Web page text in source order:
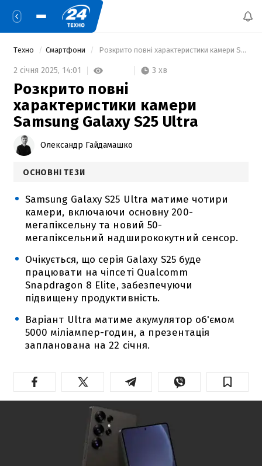
Техно Смартфони Розкрито повні характеристики камери Samsung Galaxy S25 Ultra
2 січня 2025, 14:01 3 хв
Розкрито повні
характеристики камери
Samsung Galaxy S25 Ultra
Олександр Гайдамашко
ОСНОВНІ ТЕЗИ
Samsung Galaxy S25 Ultra матиме чотири
камери, включаючи основну 200-
мегапіксельну та новий 50-
мегапіксельний надширококутний сенсор.
Очікується, що серія Galaxy S25 буде
працювати на чіпсеті Qualcomm
Snapdragon 8 Elite, забезпечуючи
підвищену продуктивність.
Варіант Ultra матиме акумулятор об'ємом
5000 міліампер-годин, а презентація
запланована на 22 січня.